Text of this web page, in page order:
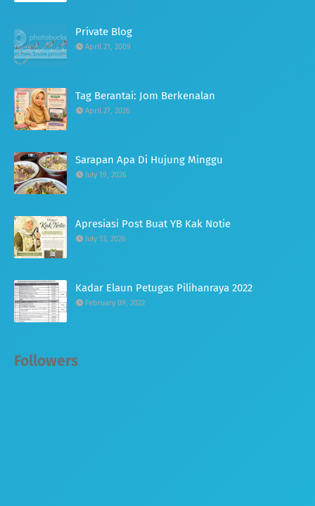
Private Blog
April 21, 2009
Tag Berantai: Jom Berkenalan
April 27, 2026
Sarapan Apa Di Hujung Minggu
July 19, 2026
Apresiasi Post Buat YB Kak Notie
July 13, 2026
Kadar Elaun Petugas Pilihanraya 2022
February 09, 2022
Followers